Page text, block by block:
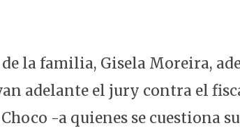
de la familia, Gisela Moreira,
adelante el jury contra el
-a quienes se cuestiona